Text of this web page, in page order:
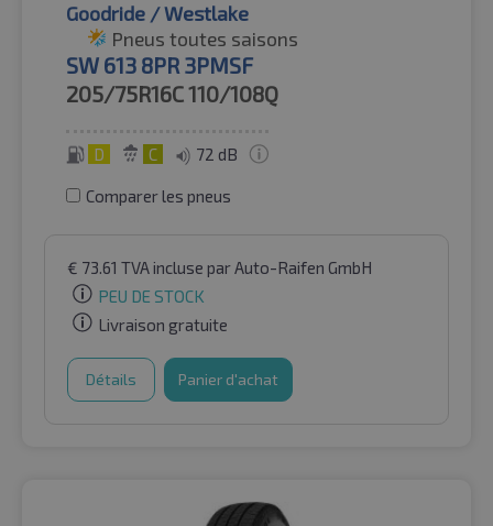
Goodride / Westlake
Pneus toutes saisons
SW 613 8PR 3PMSF
205/75R16C110/108Q
D C 72 dB
Comparer les pneus
€ 73.61 TVA incluse par Auto-Raifen GmbH
PEU DE STOCK
Livraison gratuite
Détails Panier d'achat